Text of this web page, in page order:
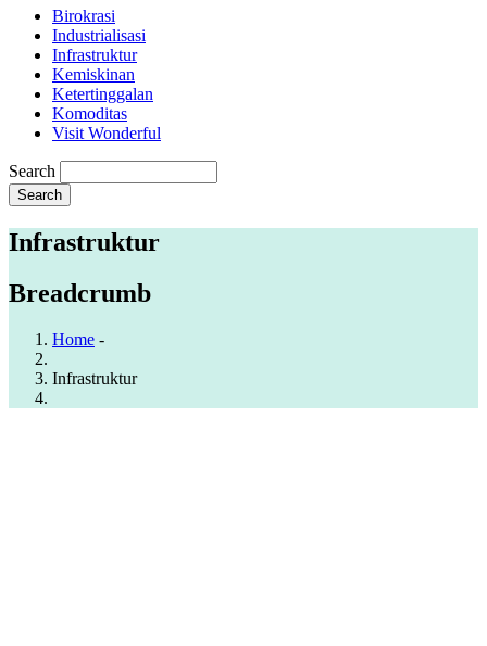
Birokrasi
Industrialisasi
Infrastruktur
Kemiskinan
Ketertinggalan
Komoditas
Visit Wonderful
Search
Infrastruktur
Breadcrumb
Home -
Infrastruktur